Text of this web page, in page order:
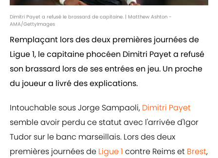
Dimitri Payet a refusé le brassard de capitaine. | Matthew Ashton -
AMA/GettyImages
Remplaçant lors des deux premières journées de
Ligue 1, le capitaine phocéen Dimitri Payet a refusé
son brassard lors de ses entrées en jeu. Un proche
du joueur a livré des explications.
Intouchable sous Jorge Sampaoli, Dimitri Payet
semble avoir perdu ce statut avec l'arrivée d'Igor
Tudor sur le banc marseillais. Lors des deux
premières journées de Ligue 1 contre Reims et Brest,